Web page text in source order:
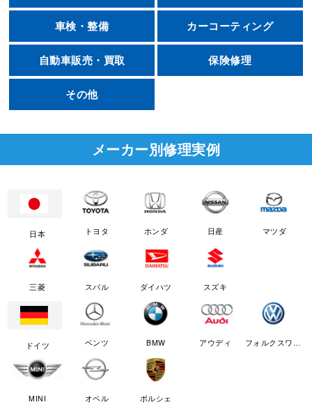
車検・整備 カーコーティング
自動車販売・買取 保険修理
その他
メーカー別修理実例
日本 トヨタ ホンダ 日産 マツダ
三菱 スバル ダイハツ スズキ
ドイツ ベンツ BMW アウディ フォルクスワーゲン
MINI オペル ポルシェ